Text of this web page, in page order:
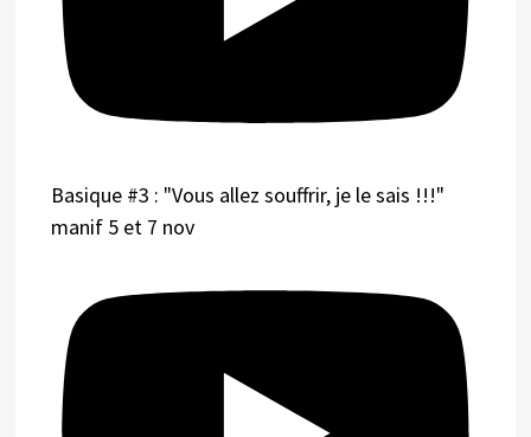
Basique #3 : "Vous allez souffrir, je le sais !!!"
manif 5 et 7 nov